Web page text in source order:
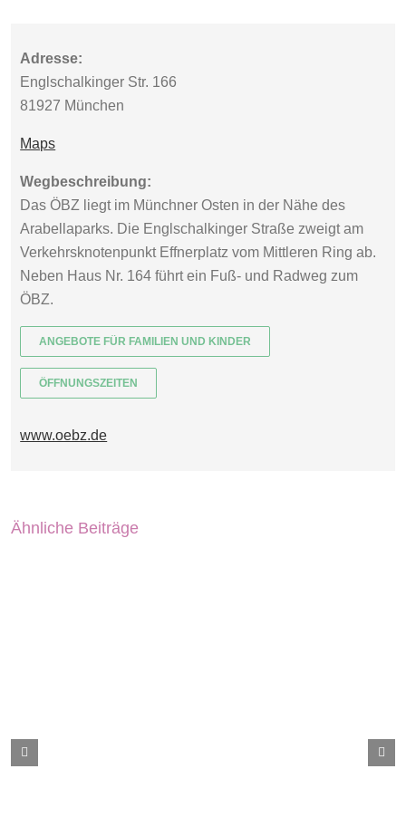
Adresse:
Englschalkinger Str. 166
81927 München
Maps
Wegbeschreibung:
Das ÖBZ liegt im Münchner Osten in der Nähe des
Arabellaparks. Die Englschalkinger Straße zweigt am
Verkehrsknotenpunkt Effnerplatz vom Mittleren Ring ab.
Neben Haus Nr. 164 führt ein Fuß- und Radweg zum
ÖBZ.
ANGEBOTE FÜR FAMILIEN UND KINDER
ÖFFNUNGSZEITEN
www.oebz.de
Ähnliche Beiträge